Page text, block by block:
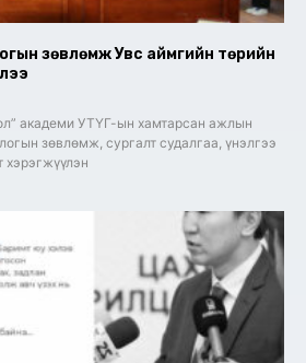
зөвлөмж Увс аймгийн төрийн
академи УТҮГ-ын хамтарсан ажлын
зөвлөмж, сургалт судалгаа, үнэлгээ
хэрэгжүүлэн